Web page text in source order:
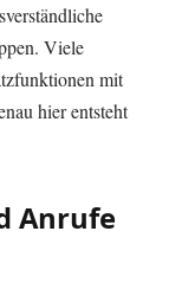
Viele
mit
hier entsteht
Anrufe